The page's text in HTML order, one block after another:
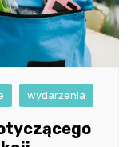
wydarzenia